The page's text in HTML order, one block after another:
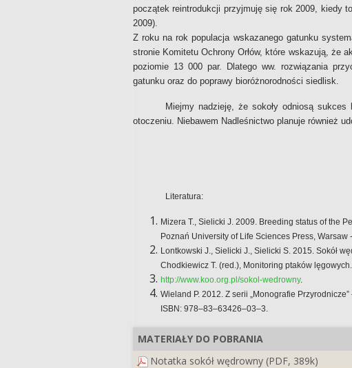
początek reintrodukcji przyjmuję się rok 2009, kiedy
2009).
Z roku na rok populacja wskazanego gatunku
stronie Komitetu Ochrony Orłów, które wskazują, że
poziomie 13 000 par. Dlatego ww. rozwiązania
gatunku oraz do poprawy bioróżnorodności siedlisk.
Miejmy nadzieję, że sokoły odniosą
otoczeniu. Niebawem Nadleśnictwo planuje również
Literatura:
Mizera T., Sielicki J. 2009. Breeding status of the
Poznań University of Life Sciences Press, Warsaw
Lontkowski J., Sielicki J., Sielicki S. 2015. Sokół
Chodkiewicz T. (red.), Monitoring ptaków
http://www.koo.org.pl/sokol-wedrowny.
Wieland P. 2012. Z serii „Monografie
ISBN: 978–83–63426–03–3.
MATERIAŁY DO POBRANIA
Notatka sokół wędrowny (PDF, 389k)